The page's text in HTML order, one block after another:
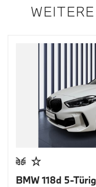
BMW 118d 5-Türig